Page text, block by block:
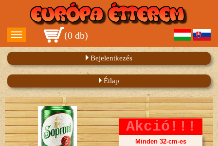
(0 db)
Bejelentkezés
Étlap
Akció!!!
Minden 32-cm-es